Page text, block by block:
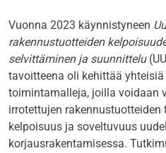
Vuonna 2023 käynnistyneen
rakennustuotteiden
selvittäminen ja suunnittelu
tavoitteena oli kehittää
toimintamalleja, joilla voidaan
irrotettujen rakennustuotteiden
kelpoisuus ja soveltuvuus
korjausrakentamisessa.